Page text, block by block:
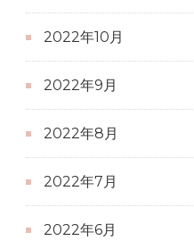
2022年10月
2022年9月
2022年8月
2022年7月
2022年6月